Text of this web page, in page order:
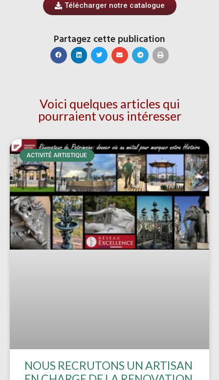
Télécharger notre catalogue
Partagez cette publication
Voici quelques articles qui
pourraient vous intéresser
ACTIVITÉ ARTISTIQUE
NOUS RECRUTONS UN ARTISAN